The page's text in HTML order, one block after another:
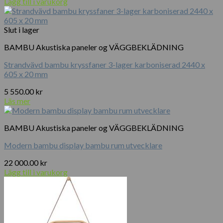
Slut i lager
BAMBU Akustiska paneler og VÄGGBEKLÄDNING
Strandvävd bambu kryssfaner 3-lager karboniserad 2440 x
605 x 20 mm
5 550.00 kr
Läs mer
BAMBU Akustiska paneler og VÄGGBEKLÄDNING
Modern bambu display bambu rum utvecklare
22 000.00 kr
Lägg till i varukorg